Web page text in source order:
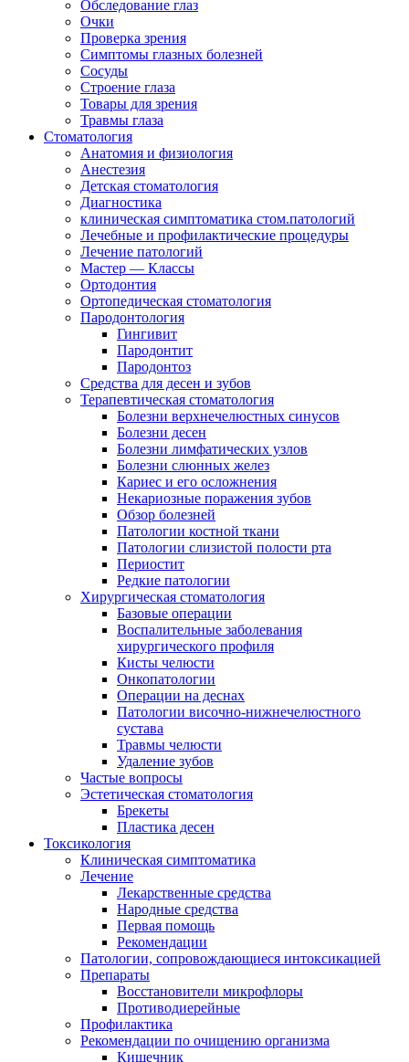
Обследование глаз
Очки
Проверка зрения
Симптомы глазных болезней
Сосуды
Строение глаза
Товары для зрения
Травмы глаза
Стоматология
Анатомия и физиология
Анестезия
Детская стоматология
Диагностика
клиническая симптоматика стом.патологий
Лечебные и профилактические процедуры
Лечение патологий
Мастер — Классы
Ортодонтия
Ортопедическая стоматология
Пародонтология
Гингивит
Пародонтит
Пародонтоз
Средства для десен и зубов
Терапевтическая стоматология
Болезни верхнечелюстных синусов
Болезни десен
Болезни лимфатических узлов
Болезни слюнных желез
Кариес и его осложнения
Некариозные поражения зубов
Обзор болезней
Патологии костной ткани
Патологии слизистой полости рта
Периостит
Редкие патологии
Хирургическая стоматология
Базовые операции
Воспалительные заболевания
хирургического профиля
Кисты челюсти
Онкопатологии
Операции на деснах
Патологии височно-нижнечелюстного
сустава
Травмы челюсти
Удаление зубов
Частые вопросы
Эстетическая стоматология
Брекеты
Пластика десен
Токсикология
Клиническая симптоматика
Лечение
Лекарственные средства
Народные средства
Первая помощь
Рекомендации
Патологии, сопровождающиеся интоксикацией
Препараты
Восстановители микрофлоры
Противодиерейные
Профилактика
Рекомендации по очищению организма
Кишечник